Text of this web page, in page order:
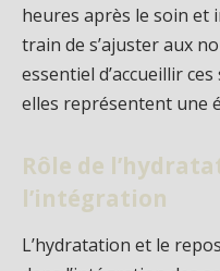
heures après le soin et
train de s’ajuster aux
essentiel d’accueillir
elles représentent une
Rôle de
l’intégration
L’hydratation et le